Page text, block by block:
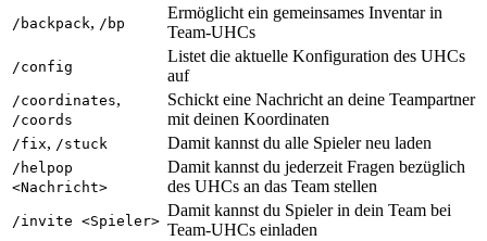
/backpack, /bp
Ermöglicht ein gemeinsames Inventar in
Team-UHCs
/config
Listet die aktuelle Konfiguration des UHCs
auf
/coordinates,
/coords
Schickt eine Nachricht an deine Teampartner
mit deinen Koordinaten
/fix, /stuck Damit kannst du alle Spieler neu laden
/helpop
<Nachricht>
Damit kannst du jederzeit Fragen bezüglich
des UHCs an das Team stellen
/invite <Spieler>
Damit kannst du Spieler in dein Team bei
Team-UHCs einladen